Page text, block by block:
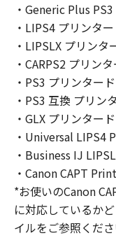
５．輸出
お客様は、日
より必要な許
トウェア」の
接に輸出して
６．サポート
キヤノン、キヤ
らの販売代理
のライセンサ
ェアの使用を
ウェアに対し
いはサポート
・Generic Plus
・LIPS4 プリンタ
・LIPSLX プリン
・CARPS2 プリン
・PS3 プリンター
・PS3 互換 プリン
・GLX プリンター
・Universal LIPS4
・Business IJ
・Canon CAPT
*お使いのCanon
に対応しているか
イルをご参照くださ